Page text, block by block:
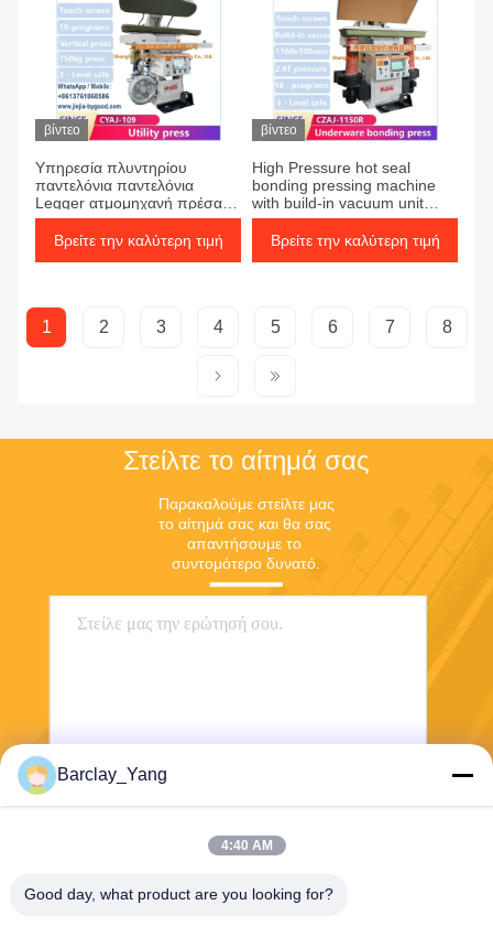
βίντεο
Υπηρεσία πλυντηρίου
παντελόνια παντελόνια
Legger ατμομηχανή πρέσας
κατακόρυφη πρέσα αυτόματο
σύστημα ελέγχου με οθόνη
Βρείτε την καλύτερη τιμή
βίντεο
High Pressure hot seal
bonding pressing machine
with build-in vacuum unit
pump wrinkle free
Βρείτε την καλύτερη τιμή
1 2 3 4 5 6 7 8
Στείλτε το αίτημά σας
Παρακαλούμε στείλτε μας
το αίτημά σας και θα σας
απαντήσουμε το
συντομότερο δυνατό.
Barclay_Yang
4:40 AM
Good day, what product are you looking for?